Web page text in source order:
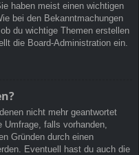
haben meist einen wichtigen
bei den Bekanntmachungen
du wichtige Themen erstellen
die Board-Administration ein.
nicht mehr geantwortet
falls vorhanden,
Gründen durch einen
Eventuell hast du auch die